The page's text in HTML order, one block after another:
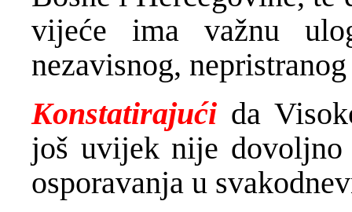
vijeće ima važnu
nezavisnog,
Konstatirajući da
još uvijek nije
osporavanja u